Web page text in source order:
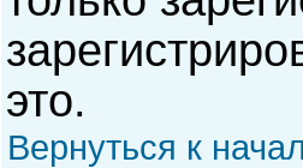
это.
Вернуться к